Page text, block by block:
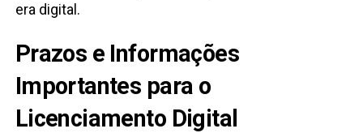
era digital.
Prazos e Informações
Importantes para o
Licenciamento Digital